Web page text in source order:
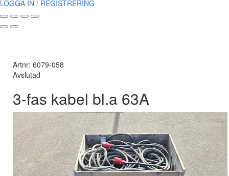
LOGGA IN / REGISTRERING
Artnr: 6079-058
Avslutad
3-fas kabel bl.a 63A